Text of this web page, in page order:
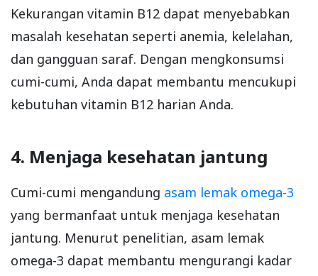
Kekurangan vitamin B12 dapat menyebabkan
masalah kesehatan seperti anemia, kelelahan,
dan gangguan saraf. Dengan mengkonsumsi
cumi-cumi, Anda dapat membantu mencukupi
kebutuhan vitamin B12 harian Anda.
4. Menjaga kesehatan jantung
Cumi-cumi mengandung asam lemak omega-3
yang bermanfaat untuk menjaga kesehatan
jantung. Menurut penelitian, asam lemak
omega-3 dapat membantu mengurangi kadar